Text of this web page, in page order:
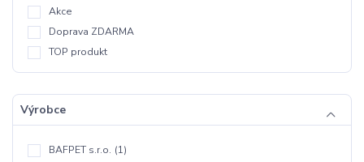
Akce
Doprava ZDARMA
TOP produkt
Výrobce
BAFPET s.r.o. (1)